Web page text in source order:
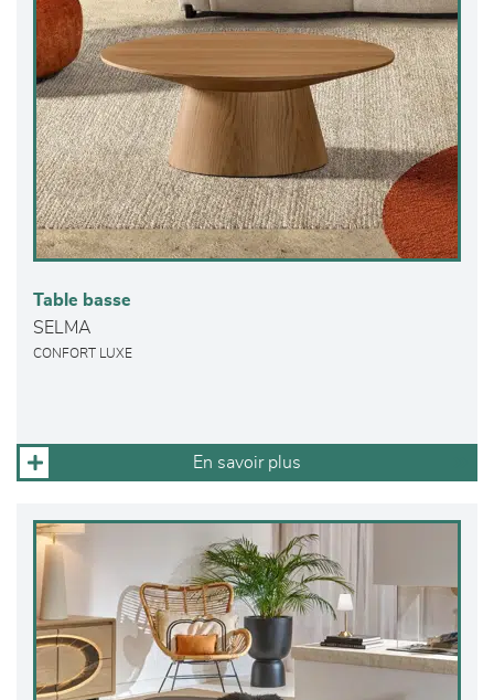
Table basse
SELMA
CONFORT LUXE
En savoir plus